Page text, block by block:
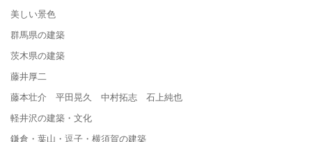
美しい景色
群馬県の建築
茨木県の建築
藤井厚二
藤本壮介 平田晃久 中村拓志 石上純也
軽井沢の建築・文化
鎌倉・葉山・逗子・横須賀の建築